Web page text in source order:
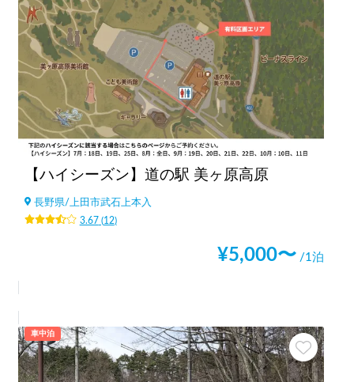
【ハイシーズン】道の駅 美ヶ原高原
長野県/ 上田市武石上本入
3.67(12)
¥5,000〜 /1泊
車中泊